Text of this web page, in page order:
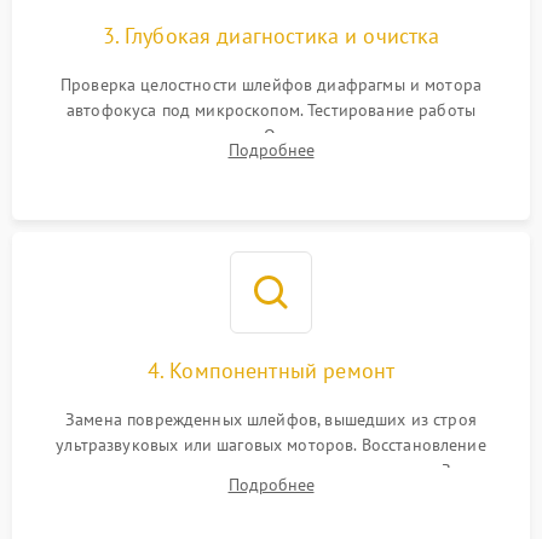
3. Глубокая диагностика и очистка
Проверка целостности шлейфов диафрагмы и мотора
автофокуса под микроскопом. Тестирование работы
электромагнитного привода. Очистка оптических элементов
от пыли, следов влаги и грибка спецрастворами без
Подробнее
4. Компонентный ремонт
Замена поврежденных шлейфов, вышедших из строя
ультразвуковых или шаговых моторов. Восстановление
геометрии направляющих при заклинивании зума. Замена
неисправного блока диафрагмы, датчиков положения или
Подробнее